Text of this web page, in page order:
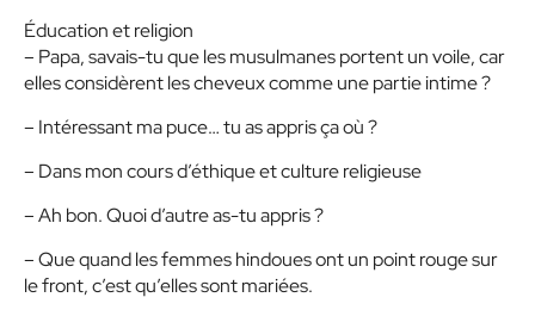
Éducation et religion
– Papa, savais-tu que les musulmanes portent un voile, car
elles considèrent les cheveux comme une partie intime ?
– Intéressant ma puce… tu as appris ça où ?
– Dans mon cours d’éthique et culture religieuse
– Ah bon. Quoi d’autre as-tu appris ?
– Que quand les femmes hindoues ont un point rouge sur
le front, c’est qu’elles sont mariées.